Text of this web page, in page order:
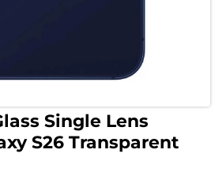
Single Lens
S26 Transparent